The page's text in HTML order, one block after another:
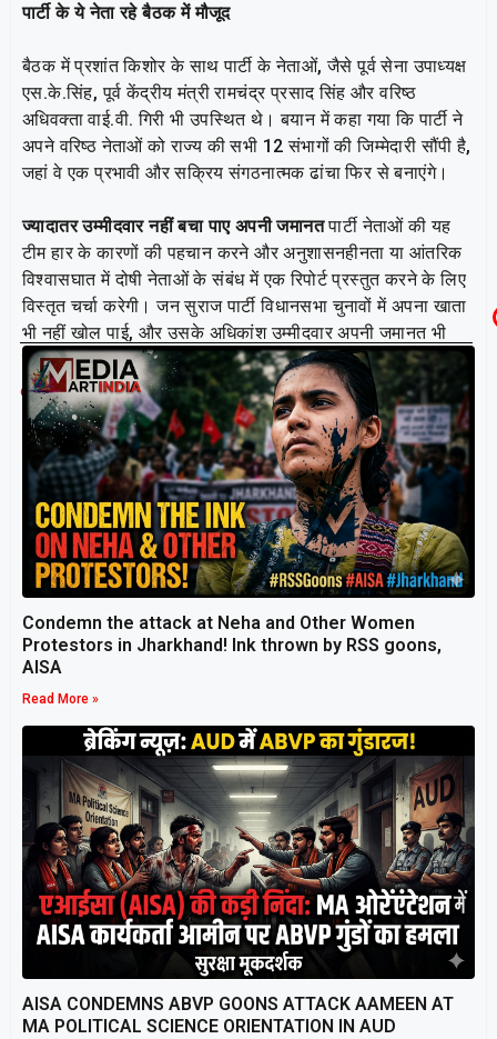
पार्टी के ये नेता रहे बैठक में मौजूद
बैठक में प्रशांत किशोर के साथ पार्टी के नेताओं, जैसे पूर्व सेना उपाध्यक्ष
एस.के.सिंह, पूर्व केंद्रीय मंत्री रामचंद्र प्रसाद सिंह और वरिष्ठ
अधिवक्ता वाई.वी. गिरी भी उपस्थित थे। बयान में कहा गया कि पार्टी ने
अपने वरिष्ठ नेताओं को राज्य की सभी 12 संभागों की जिम्मेदारी सौंपी है,
जहां वे एक प्रभावी और सक्रिय संगठनात्मक ढांचा फिर से बनाएंगे।
ज्यादातर उम्मीदवार नहीं बचा पाए अपनी जमानतपार्टी नेताओं की यह
टीम हार के कारणों की पहचान करने और अनुशासनहीनता या आंतरिक
विश्वासघात में दोषी नेताओं के संबंध में एक रिपोर्ट प्रस्तुत करने के लिए
विस्तृत चर्चा करेगी। जन सुराज पार्टी विधानसभा चुनावों में अपना खाता
भी नहीं खोल पाई, और उसके अधिकांश उम्मीदवार अपनी जमानत भी
नहीं बचा पाए।
Related Post
Condemn the attack at Neha and Other Women
Protestors in Jharkhand! Ink thrown by RSS goons,
AISA
Read More »
AISA CONDEMNS ABVP GOONS ATTACK AAMEEN AT
MA POLITICAL SCIENCE ORIENTATION IN AUD